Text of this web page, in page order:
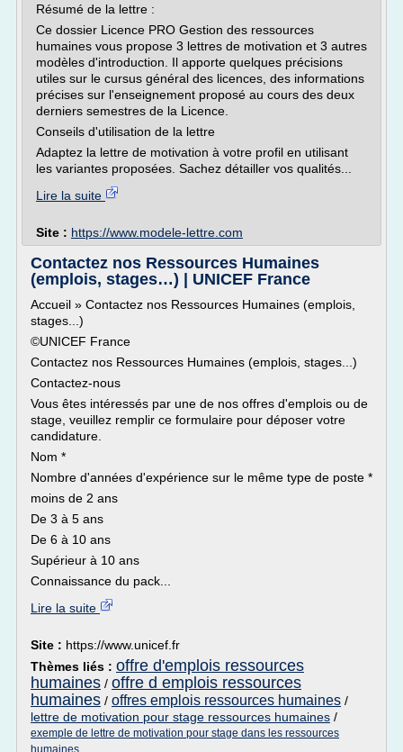
Résumé de la lettre :
Ce dossier Licence PRO Gestion des ressources
humaines vous propose 3 lettres de motivation et 3 autres
modèles d'introduction. Il apporte quelques précisions
utiles sur le cursus général des licences, des informations
précises sur l'enseignement proposé au cours des deux
derniers semestres de la Licence.
Conseils d'utilisation de la lettre
Adaptez la lettre de motivation à votre profil en utilisant
les variantes proposées. Sachez détailler vos qualités...
Lire la suite
Site : https://www.modele-lettre.com
Contactez nos Ressources Humaines
(emplois, stages…) | UNICEF France
Accueil » Contactez nos Ressources Humaines (emplois,
stages...)
©UNICEF France
Contactez nos Ressources Humaines (emplois, stages...)
Contactez-nous
Vous êtes intéressés par une de nos offres d'emplois ou de
stage, veuillez remplir ce formulaire pour déposer votre
candidature.
Nom *
Nombre d'années d'expérience sur le même type de poste *
moins de 2 ans
De 3 à 5 ans
De 6 à 10 ans
Supérieur à 10 ans
Connaissance du pack...
Lire la suite
Site : https://www.unicef.fr
Thèmes liés : offre d'emplois ressources
humaines / offre d emplois ressources
humaines / offres emplois ressources humaines /
lettre de motivation pour stage ressources humaines /
exemple de lettre de motivation pour stage dans les ressources
humaines